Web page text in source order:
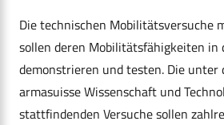
Die technischen Mobilitätsversuche
sollen deren Mobilitätsfähigkeiten in
demonstrieren und testen. Die unter
armasuisse Wissenschaft und
stattfindenden Versuche sollen